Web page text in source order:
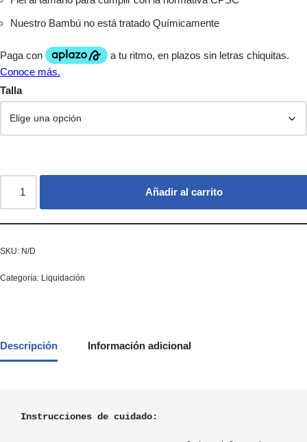
Nuestro Bambú no está tratado Químicamente
Talla
Añadir al carrito
SKU: N/D
Categoría: Liquidación
Descripción Información adicional
Instrucciones de cuidado: